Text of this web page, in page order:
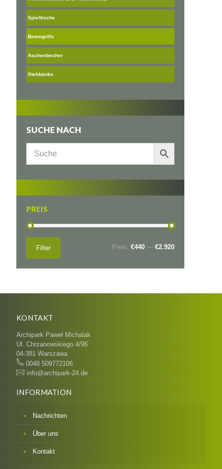
Spieltische
Betongrills
Aschenbecher
Stehbänke
SUCHE NACH
PREIS
Preis
PreisFilter Preis: €440 — €2.920
KONTAKT
Archipark Paweł Michalak
Ul. Chrzanowskiego 4/96
04-381 Warszawa
0048 509772106
info@archipark-24.de
INFORMATION
Nachrichten
Über uns
Kontakt